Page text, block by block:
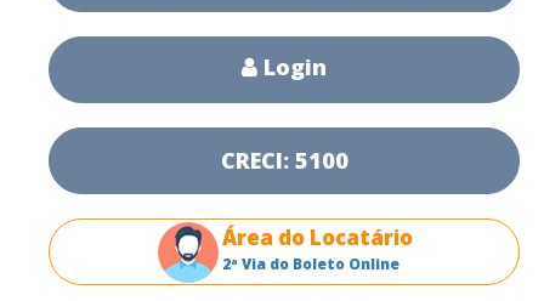
Login
CRECI: 5100
Área do Locatário
2ª Via do Boleto Online